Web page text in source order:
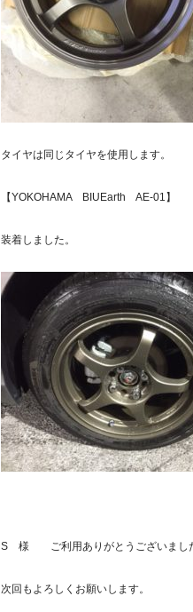
タイヤは同じタイヤを使用します。
【YOKOHAMA BIUEarth AE-01】
装着しました。
S 様 ご利用ありがとうございまし
次回もよろしくお願いします。